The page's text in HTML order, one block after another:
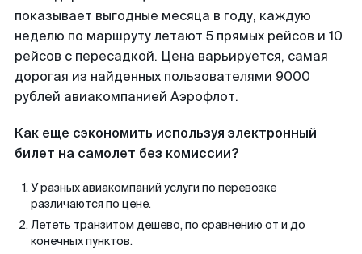
показывает выгодные месяца в году, каждую
неделю по маршруту летают 5 прямых рейсов и 10
рейсов с пересадкой. Цена варьируется, самая
дорогая из найденных пользователями 9000
рублей авиакомпанией Аэрофлот.
Как еще сэкономить используя электронный
билет на самолет без комиссии?
У разных авиакомпаний услуги по перевозке
различаются по цене.
Лететь транзитом дешево, по сравнению от и до
конечных пунктов.